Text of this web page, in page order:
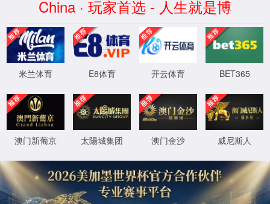
师资队伍
校内
当前位置： 首页 师资队伍 硕士研究生导师
材料
与化工
校内 -> 正文
马玉花
日期：2026-03-20 阅读次数： 154 次